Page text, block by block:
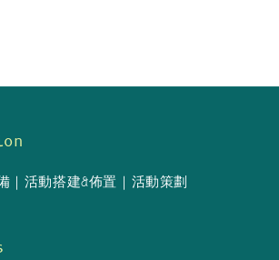
｜活動搭建&佈置｜活動策劃